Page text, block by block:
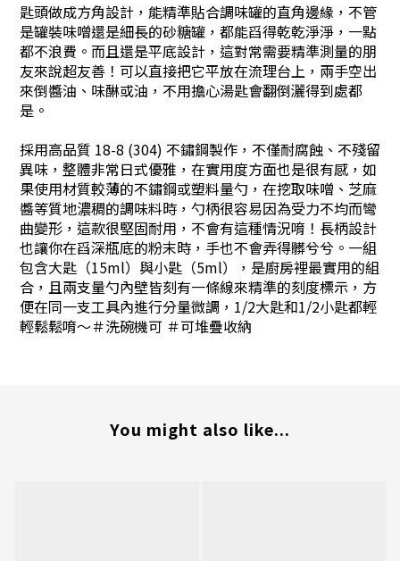
匙頭做成方角設計，能精準貼合調味罐的直角邊緣，不管
是罐裝味噌還是細長的砂糖罐，都能舀得乾乾淨淨，一點
都不浪費。而且還是平底設計，這對常需要精準測量的朋
友來說超友善！可以直接把它平放在流理台上，兩手空出
來倒醬油、味醂或油，不用擔心湯匙會翻倒灑得到處都
是。
採用高品質 18-8 (304) 不鏽鋼製作，不僅耐腐蝕、不殘留
異味，整體非常日式優雅，在實用度方面也是很有感，如
果使用材質較薄的不鏽鋼或塑料量勺，在挖取味噌、芝麻
醬等質地濃稠的調味料時，勺柄很容易因為受力不均而彎
曲變形，這款很堅固耐用，不會有這種情況唷！長柄設計
也讓你在舀深瓶底的粉末時，手也不會弄得髒兮兮。一組
包含大匙（15ml）與小匙（5ml），是廚房裡最實用的組
合，且兩支量勺內壁皆刻有一條線來精準的刻度標示，方
便在同一支工具內進行分量微調，1/2大匙和1/2小匙都輕
輕鬆鬆唷～＃洗碗機可 ＃可堆疊收納
You might also like...